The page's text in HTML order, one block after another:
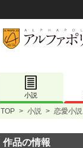
小説
TOP > 小説 > 恋愛小説
作品の情報